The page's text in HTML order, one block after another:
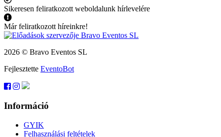
Sikeresen feliratkozott weboldalunk hírlevelére
Már feliratkozott híreinkre!
2026 © Bravo Eventos SL
Fejlesztette EventoBot
Információ
GYIK
Felhasználási feltételek